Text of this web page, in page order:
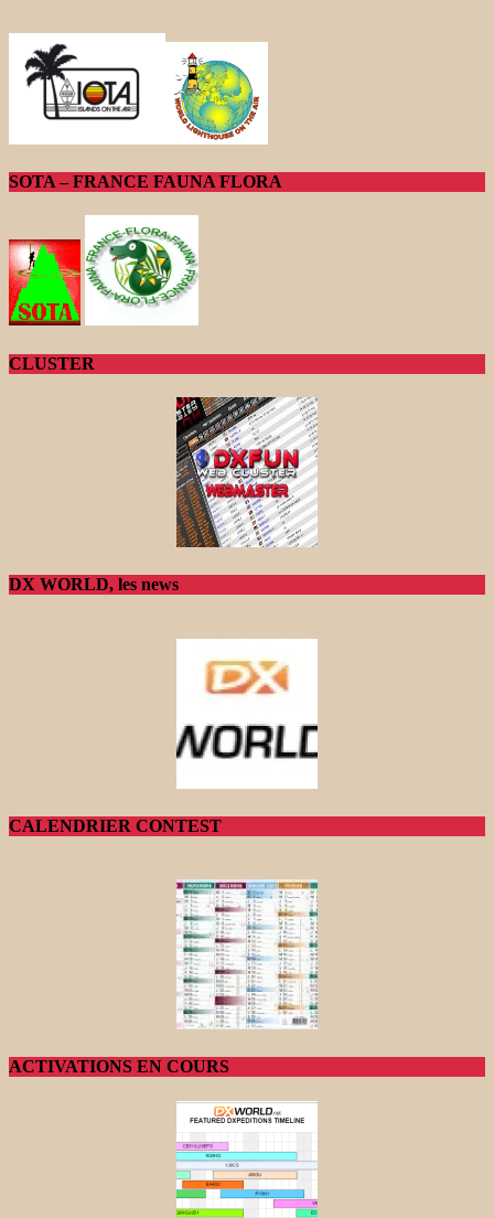
SOTA – FRANCE FAUNA FLORA
CLUSTER
DX WORLD, les news
CALENDRIER CONTEST
ACTIVATIONS EN COURS